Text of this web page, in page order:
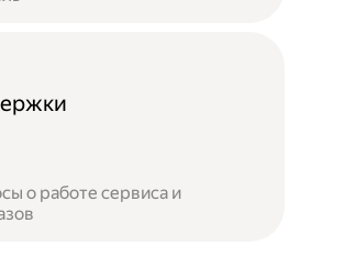
о работе сервиса и